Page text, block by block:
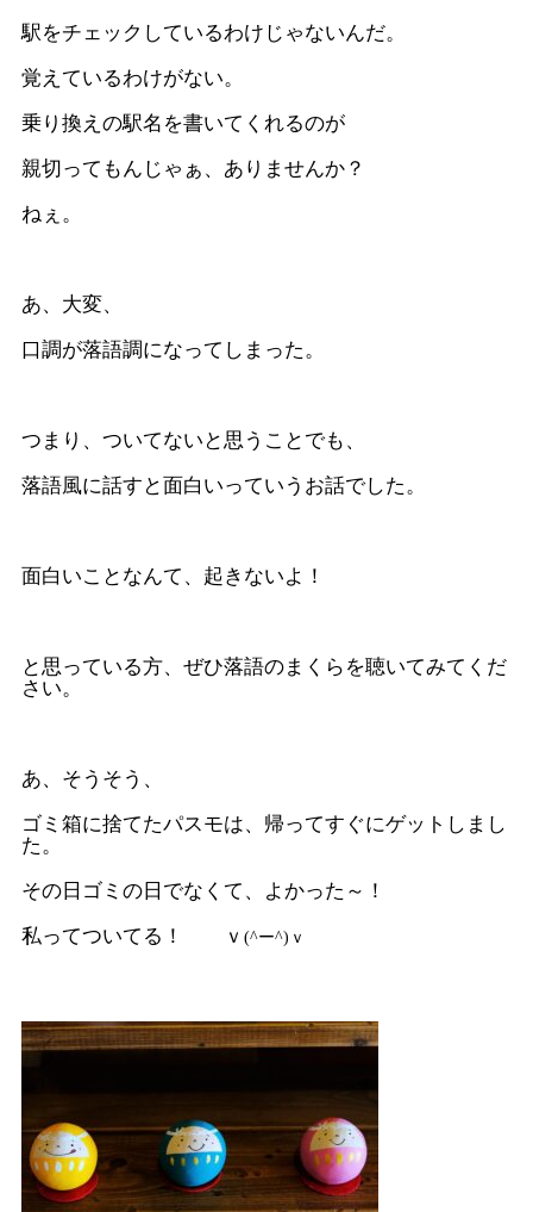
駅をチェックしているわけじゃないんだ。
覚えているわけがない。
乗り換えの駅名を書いてくれるのが
親切ってもんじゃぁ、ありませんか？
ねぇ。
あ、大変、
口調が落語調になってしまった。
つまり、ついてないと思うことでも、
落語風に話すと面白いっていうお話でした。
面白いことなんて、起きないよ！
と思っている方、ぜひ落語のまくらを聴いてみてくだ
さい。
あ、そうそう、
ゴミ箱に捨てたパスモは、帰ってすぐにゲットしまし
た。
その日ゴミの日でなくて、よかった～！
私ってついてる！ ｖ(^ー^)ｖ